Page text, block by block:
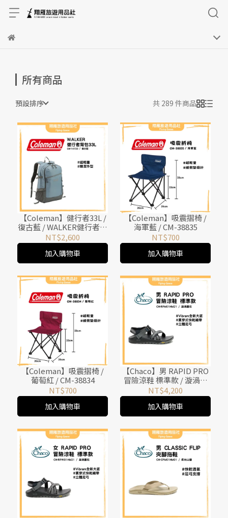
所有商品
預設排序 共 289 件商品
【Coleman】健行者33L /
復古藍 / WALKER健行者背
包系列 / CM-14733
NT$2,600
加入購物車
【Coleman】吸震摺椅 /
海軍藍 / CM-38835
NT$700
加入購物車
【Coleman】吸震摺椅 /
葡萄紅 / CM-38834
NT$700
加入購物車
【Chaco】男 RAPID PRO
冒險涼鞋 標準款 / 漩渦墨
石 / CH-RPM01HM21
NT$4,200
加入購物車